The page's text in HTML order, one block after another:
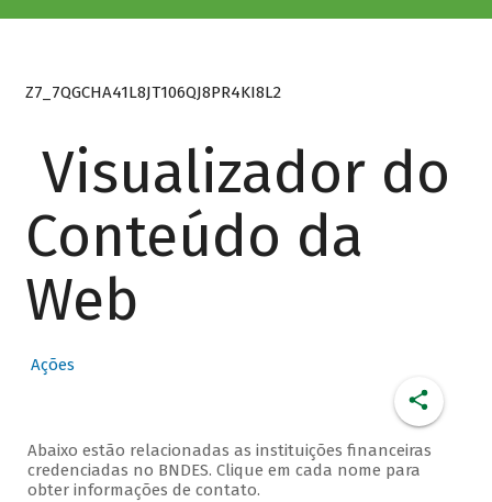
Z7_7QGCHA41L8JT106QJ8PR4KI8L2
Visualizador do
Conteúdo da
Web
Ações
Abaixo estão relacionadas as instituições financeiras
credenciadas no BNDES. Clique em cada nome para
obter informações de contato.